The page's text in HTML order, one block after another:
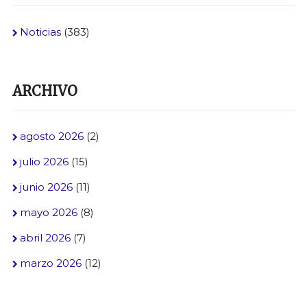
Noticias(383)
ARCHIVO
agosto 2026(2)
julio 2026(15)
junio 2026(11)
mayo 2026(8)
abril 2026(7)
marzo 2026(12)